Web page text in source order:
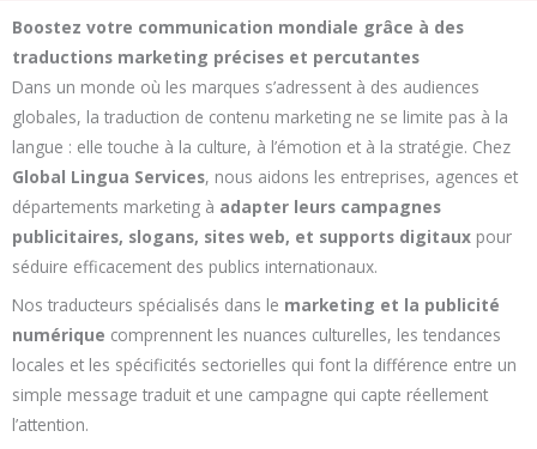
Boostez votre communication mondiale grâce à des
traductions marketing précises et percutantes
Dans un monde où les marques s’adressent à des audiences
globales, la traduction de contenu marketing ne se limite pas à la
langue : elle touche à la culture, à l’émotion et à la stratégie. Chez
Global Lingua Services, nous aidons les entreprises, agences et
départements marketing à adapter leurs campagnes
publicitaires, slogans, sites web, et supports digitaux pour
séduire efficacement des publics internationaux.
Nos traducteurs spécialisés dans le marketing et la publicité
numérique comprennent les nuances culturelles, les tendances
locales et les spécificités sectorielles qui font la différence entre un
simple message traduit et une campagne qui capte réellement
l’attention.